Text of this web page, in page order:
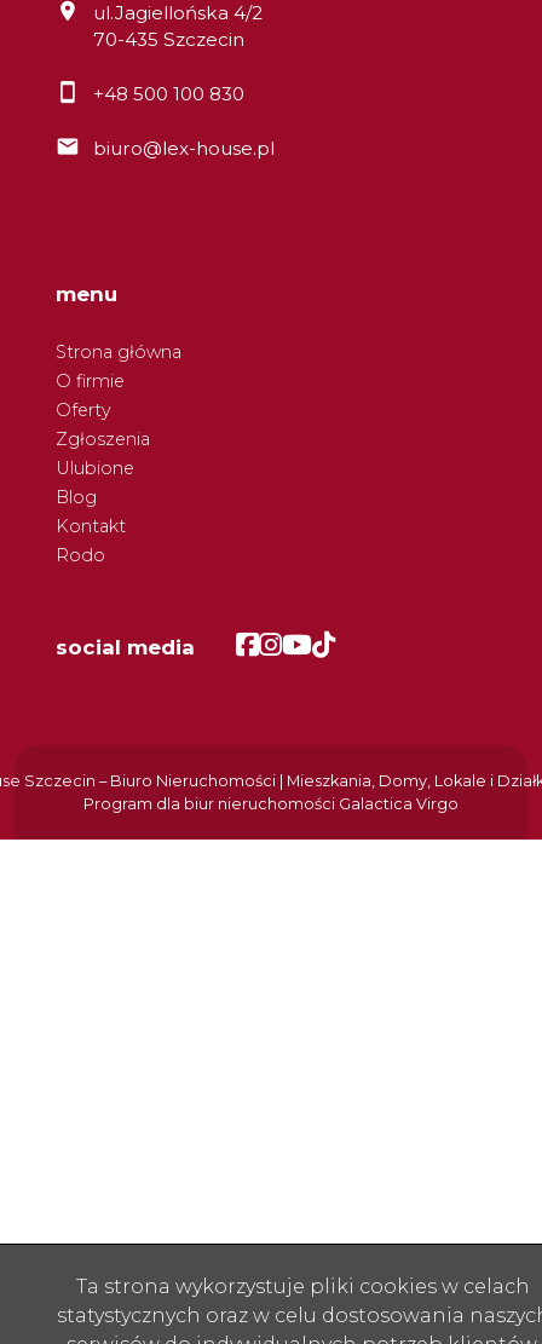
ul.Jagiellońska 4/2
70-435 Szczecin
+48 500 100 830
biuro@lex-house.pl
menu
Strona główna
O firmie
Oferty
Zgłoszenia
Ulubione
Blog
Kontakt
Rodo
social media Facebook
Facebook
Facebook
Facebook
Szczecin – Biuro Nieruchomości | Mieszkania, Domy, Lokale i
Program dla biur nieruchomości Galactica Virgo
Ta strona wykorzystuje pliki cookies w celach
statystycznych oraz w celu dostosowania